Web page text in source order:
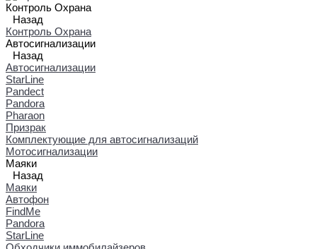
Контроль Охрана
Назад
Контроль Охрана
Автосигнализации
Назад
Автосигнализации
StarLine
Pandect
Pandora
Pharaon
Призрак
Комплектующие для автосигнализаций
Мотосигнализации
Маяки
Назад
Маяки
Автофон
FindMe
Pandora
StarLine